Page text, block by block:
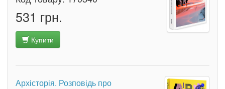
531 грн.
Купити
Архісторія. Розповідь про